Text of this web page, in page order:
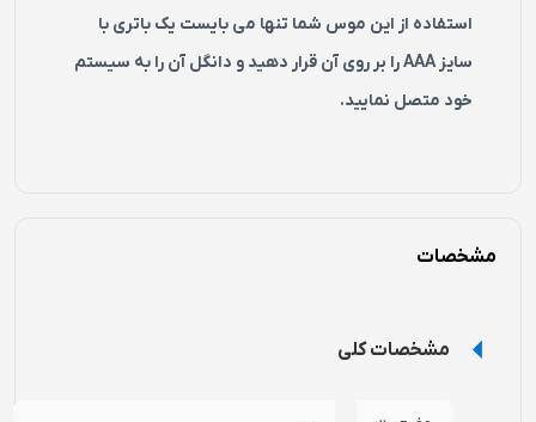
استفاده از این موس شما تنها می بایست یک باتری با
سایز AAA را بر روی آن قرار دهید و دانگل آن را به سیستم
خود متصل نمایید.
مشخصات
مشخصات کلی